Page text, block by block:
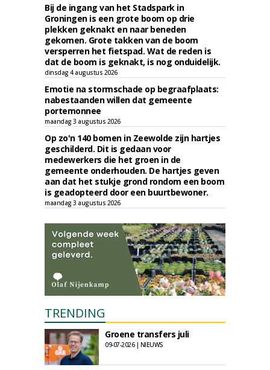
Bij de ingang van het Stadspark in
Groningen is een grote boom op drie
plekken geknakt en naar beneden
gekomen. Grote takken van de boom
versperren het fietspad. Wat de reden is
dat de boom is geknakt, is nog onduidelijk.
dinsdag 4 augustus 2026
Emotie na stormschade op begraafplaats:
nabestaanden willen dat gemeente
portemonnee
maandag 3 augustus 2026
Op zo'n 140 bomen in Zeewolde zijn hartjes
geschilderd. Dit is gedaan voor
medewerkers die het groen in de
gemeente onderhouden. De hartjes geven
aan dat het stukje grond rondom een boom
is geadopteerd door een buurtbewoner.
maandag 3 augustus 2026
TRENDING
Groene transfers juli
09-07-2026 | NIEUWS